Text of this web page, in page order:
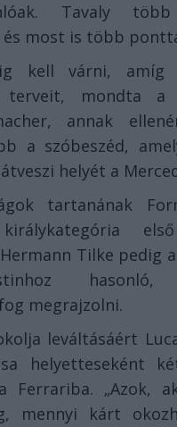
Tavaly
és most is több
kell várni, amíg
terveit, mondta a
annak
a szóbeszéd,
helyét a
tartanának
Tilke pedig
hasonló,
megrajzolni.
leváltásáért
helyetteseként
Ferrariba. „Azok,
mennyi kárt